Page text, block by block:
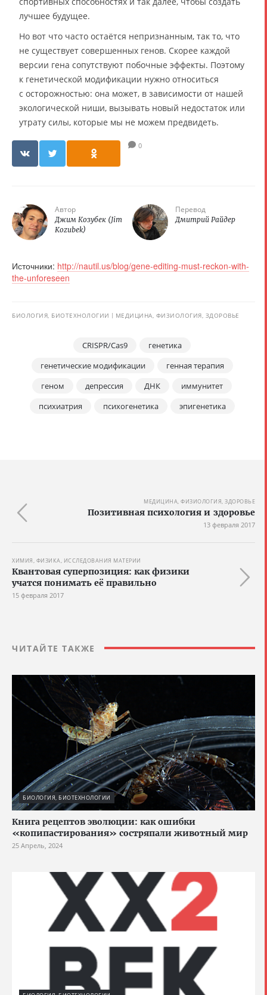
лучшее будущее.
Но вот что часто остаётся непризнанным, так то, что
не существует совершенных генов. Скорее каждой
версии гена сопутствуют побочные эффекты. Поэтому
к генетической модификации нужно относиться
с осторожностью: она может, в зависимости от нашей
экологической ниши, вызывать новый недостаток или
утрату силы, которые мы не можем предвидеть.
0
Автор
Джим Козубек (Jim
Kozubek)
Перевод
Дмитрий Райдер
Источники: http://nautil.us/blog/gene-editing-must-reckon-with-
the-unforeseen
БИОЛОГИЯ, БИОТЕХНОЛОГИИ МЕДИЦИНА, ФИЗИОЛОГИЯ, ЗДОРОВЬЕ
CRISPR/Cas9
генетика
генетические модификации
генная терапия
геном
депрессия ДНК
иммунитет
психиатрия
психогенетика эпигенетика
МЕДИЦИНА, ФИЗИОЛОГИЯ, ЗДОРОВЬЕ
Позитивная психология и здоровье
13 февраля 2017
ХИМИЯ, ФИЗИКА, ИССЛЕДОВАНИЯ МАТЕРИИ
Квантовая суперпозиция: как физики
учатся понимать её правильно
15 февраля 2017
ЧИТАЙТЕ ТАКЖЕ
БИОЛОГИЯ, БИОТЕХНОЛОГИИ
Книга рецептов эволюции: как ошибки
«копипастирования» состряпали животный мир
25 Апрель, 2024